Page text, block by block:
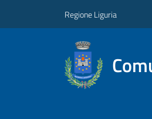
Regione Liguria